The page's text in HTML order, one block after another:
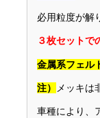
必用粒度が解
３枚セットで
金属系フェル
注） メッキは
車種により、